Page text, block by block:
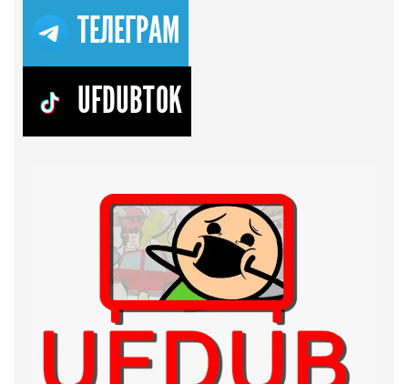
ТЕЛЕГРАМ
UFDUBTOK